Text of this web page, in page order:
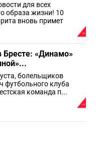
для всех
образа жизни! 10
вновь примет
«Динамо»
болельщиков
клуба
команда п...